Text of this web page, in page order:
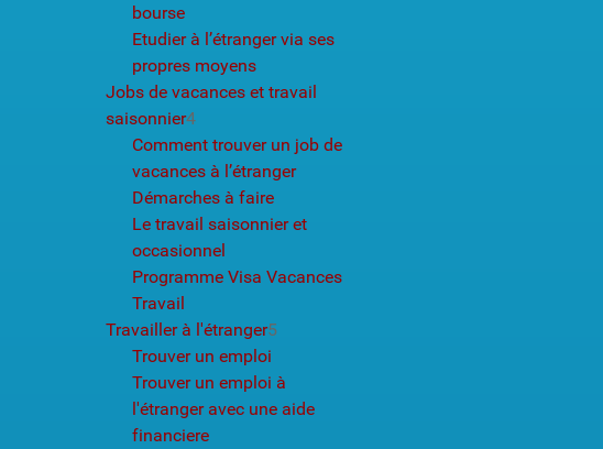
bourse
Etudier à l’étranger via ses
propres moyens
Jobs de vacances et travail
saisonnier4
Comment trouver un job de
vacances à l’étranger
Démarches à faire
Le travail saisonnier et
occasionnel
Programme Visa Vacances
Travail
Travailler à l'étranger5
Trouver un emploi
Trouver un emploi à
l'étranger avec une aide
financiere